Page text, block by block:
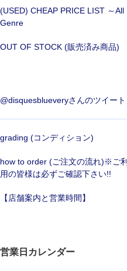
(USED) CHEAP PRICE LIST ～All
Genre
OUT OF STOCK (販売済み商品)
@disquesblueveryさんのツイート
grading (コンディション)
how to order (ご注文の流れ)※ご利
用の皆様は必ずご確認下さい!!
【店舗案内と営業時間】
営業日カレンダー